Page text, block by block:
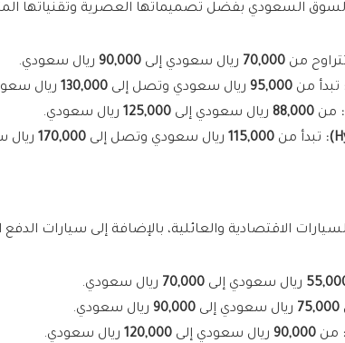
السعودي بفضل تصميماتها العصرية وتقنياتها
من 70,000 ريال سعودي إلى 90,000 ريال سعودي.
تبدأ من 95,000 ريال سعودي وتصل إلى 130,000 ريال
من 88,000 ريال سعودي إلى 125,000 ريال سعودي.
تبدأ من 115,000 ريال سعودي وتصل إلى 170,000 ريال
الاقتصادية والعائلية، بالإضافة إلى سيارات الدفع
ريال سعودي إلى 70,000 ريال سعودي.
75,000 ريال سعودي إلى 90,000 ريال سعودي.
من 90,000 ريال سعودي إلى 120,000 ريال سعودي.